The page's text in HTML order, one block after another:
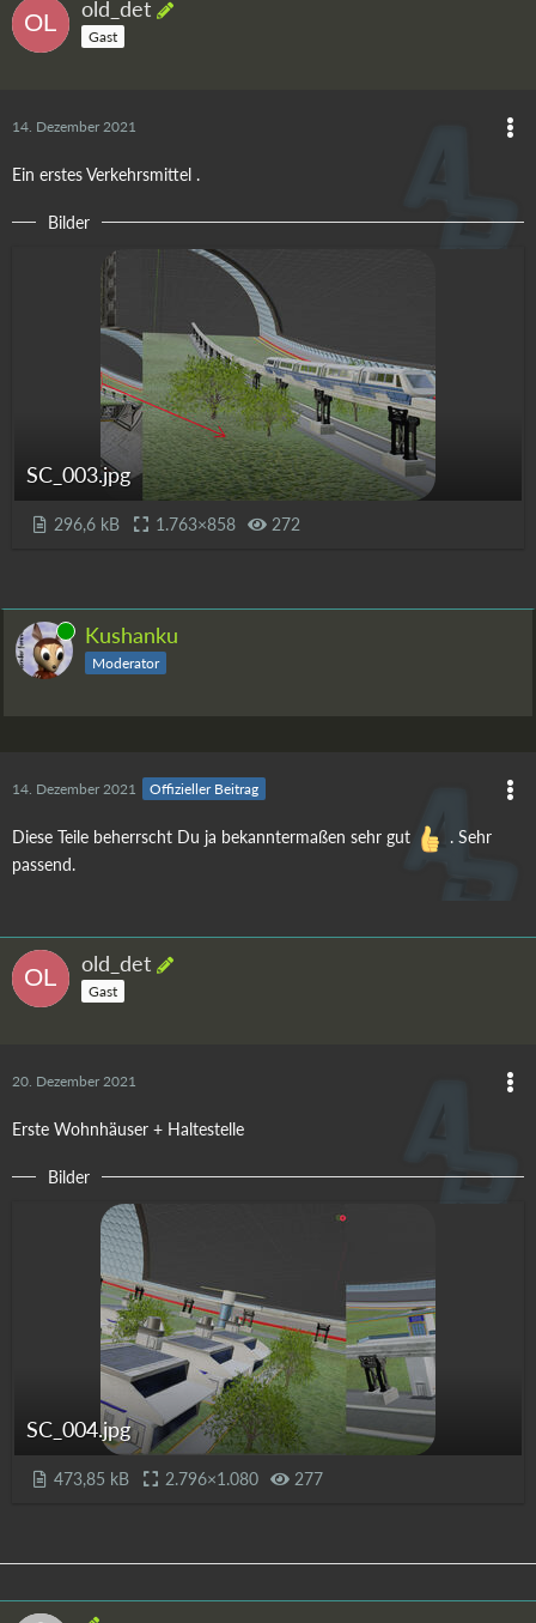
old_det
Gast
14. Dezember 2021
Ein erstes Verkehrsmittel .
Bilder
SC_003.jpg
296,6 kB 1.763×858 272
Online Kushanku
Moderator
14. Dezember 2021 Offizieller Beitrag
Diese Teile beherrscht Du ja bekanntermaßen sehr gut
. Sehr
passend.
old_det
Gast
20. Dezember 2021
Erste Wohnhäuser + Haltestelle
Bilder
SC_004.jpg
473,85 kB 2.796×1.080 277